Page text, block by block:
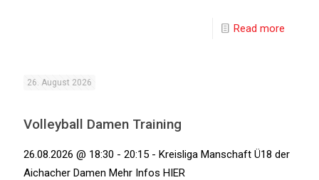
Read more
26. August 2026
Volleyball Damen Training
26.08.2026 @ 18:30 - 20:15 - Kreisliga Manschaft Ü18 der
Aichacher Damen Mehr Infos HIER